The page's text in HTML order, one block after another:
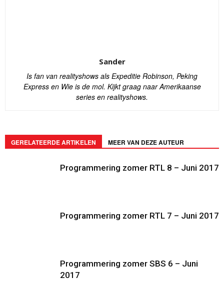
Sander
Is fan van realityshows als Expeditie Robinson, Peking
Express en Wie is de mol. Kijkt graag naar Amerikaanse
series en realityshows.
GERELATEERDE ARTIKELEN MEER VAN DEZE AUTEUR
Programmering zomer RTL 8 – Juni 2017
Programmering zomer RTL 7 – Juni 2017
Programmering zomer SBS 6 – Juni
2017